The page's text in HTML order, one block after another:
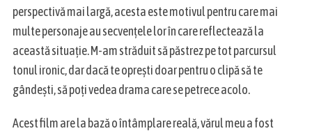
perspectivă mai largă, acesta este motivul pentru care mai
multe personaje au secvențele lor în care reflectează la
această situație. M-am străduit să păstrez pe tot parcursul
tonul ironic, dar dacă te oprești doar pentru o clipă să te
gândești, să poți vedea drama care se petrece acolo.
Acest film are la bază o întâmplare reală, vărul meu a fost